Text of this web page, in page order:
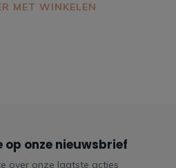
MET WINKELEN
op onze nieuwsbrief
over onze laatste acties